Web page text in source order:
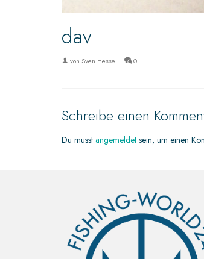
dav
von Sven Hesse | 0
Schreibe einen
Du musst angemeldet sein, um einen